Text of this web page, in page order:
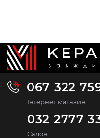
067 322
Інтернет магазин
032 2777
Салон